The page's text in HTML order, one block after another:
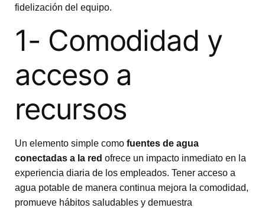
fidelización del equipo.
1- Comodidad y
acceso a
recursos
Un elemento simple como fuentes de agua
conectadas a la red ofrece un impacto inmediato en la
experiencia diaria de los empleados. Tener acceso a
agua potable de manera continua mejora la comodidad,
promueve hábitos saludables y demuestra